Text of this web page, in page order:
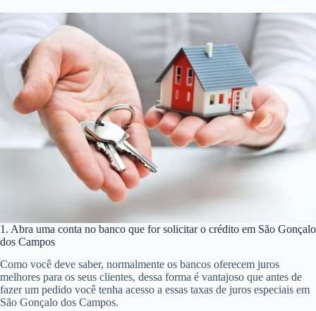
1. Abra uma conta no banco que for solicitar o crédito em São Gonçalo
dos Campos
Como você deve saber, normalmente os bancos oferecem juros
melhores para os seus clientes, dessa forma é vantajoso que antes de
fazer um pedido você tenha acesso a essas taxas de juros especiais em
São Gonçalo dos Campos.